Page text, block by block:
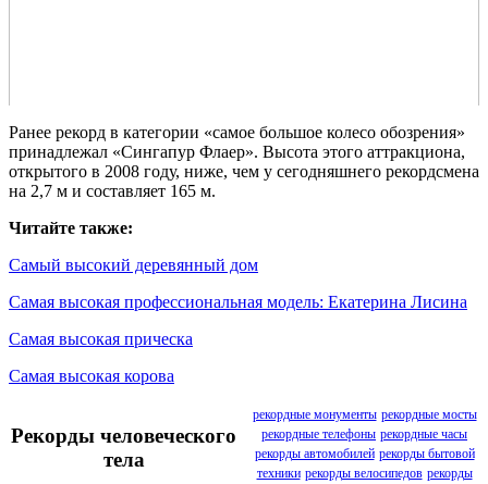
Ранее рекорд в категории «самое большое колесо обозрения»
принадлежал «Сингапур Флаер». Высота этого аттракциона,
открытого в 2008 году, ниже, чем у сегодняшнего рекордсмена
на 2,7 м и составляет 165 м.
Читайте также:
Самый высокий деревянный дом
Самая высокая профессиональная модель: Екатерина Лисина
Самая высокая прическа
Самая высокая корова
Рекорды человеческого
тела
рекордные монументы рекордные мосты
рекордные телефоны рекордные часы
рекорды автомобилей рекорды бытовой
техники рекорды велосипедов рекорды